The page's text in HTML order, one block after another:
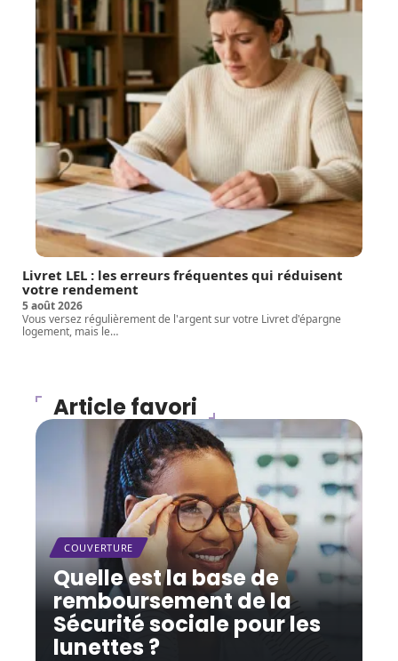
Livret LEL : les erreurs fréquentes qui réduisent
votre rendement
5 août 2026
Vous versez régulièrement de l'argent sur votre Livret d'épargne
logement, mais le…
Article favori
COUVERTURE
Quelle est la base de
remboursement de la
Sécurité sociale pour les
lunettes ?